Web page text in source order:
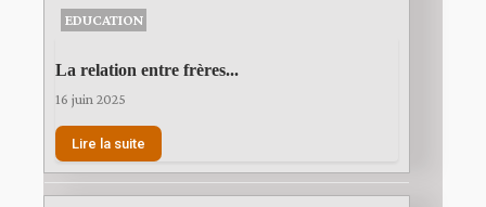
EDUCATION
La relation entre frères...
16 juin 2025
Lire la suite